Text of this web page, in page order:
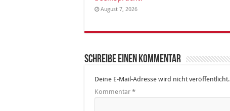
August 7, 2026
Schreibe einen Kommentar
Deine E-Mail-Adresse wird nicht veröffentlicht.
Kommentar *